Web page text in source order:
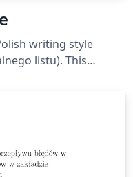
writing style
listu). This
ShareLaTeX and
October 2019.